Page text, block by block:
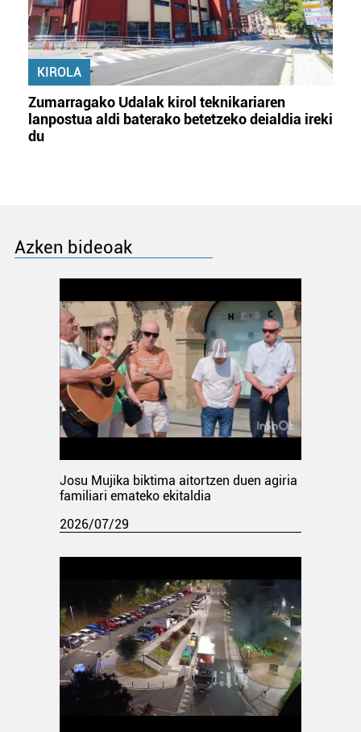
KIROLA
Zumarragako Udalak kirol teknikariaren
lanpostua aldi baterako betetzeko deialdia ireki
du
Azken bideoak
Josu Mujika biktima aitortzen duen agiria
familiari emateko ekitaldia
2026/07/29